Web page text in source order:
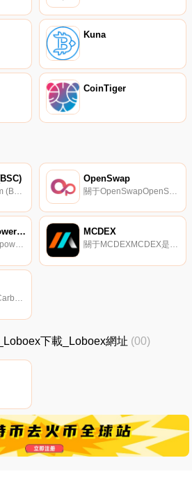
Kuna
CoinTiger
關于CoinSwap.com (BSC)CoinSwap.com是BSC上第一個去中心化云（DeCloud）交易協議。CoinSwap.com致力于構建一個集DEX、云、NFT、DAO、GameFi等為一體的去中心化金融生態系統.
OpenSwap
Acsi Finance (powered by ACryptoS)
關于Acsi Finance (powered by ACryptoS)Acsi.Finance于2021年6月3日推出,由ACryptoS.Aci.Finance提供支持.
MCDEX
關于MCDEXMCDEX是第一個用于交易永久合同的完全無許可的DEX,由MCDEX-；的革命性AMM技術。我們是一個去中心化的永久掉期協議,具有頂級市場流動性,為用戶提供高達15倍的杠桿.
關于CarbonSwapCarbonSwap是一個互聯的綠色、可持續發展的DeFi和NFT產品家族,最初包括一個自動化做市（AMM）去中心化交易所（DEX）和以太坊主網和能源網鏈之間的雙向ERC到ERC橋（Omnibridge）.
下載_Loboex網址 (00)